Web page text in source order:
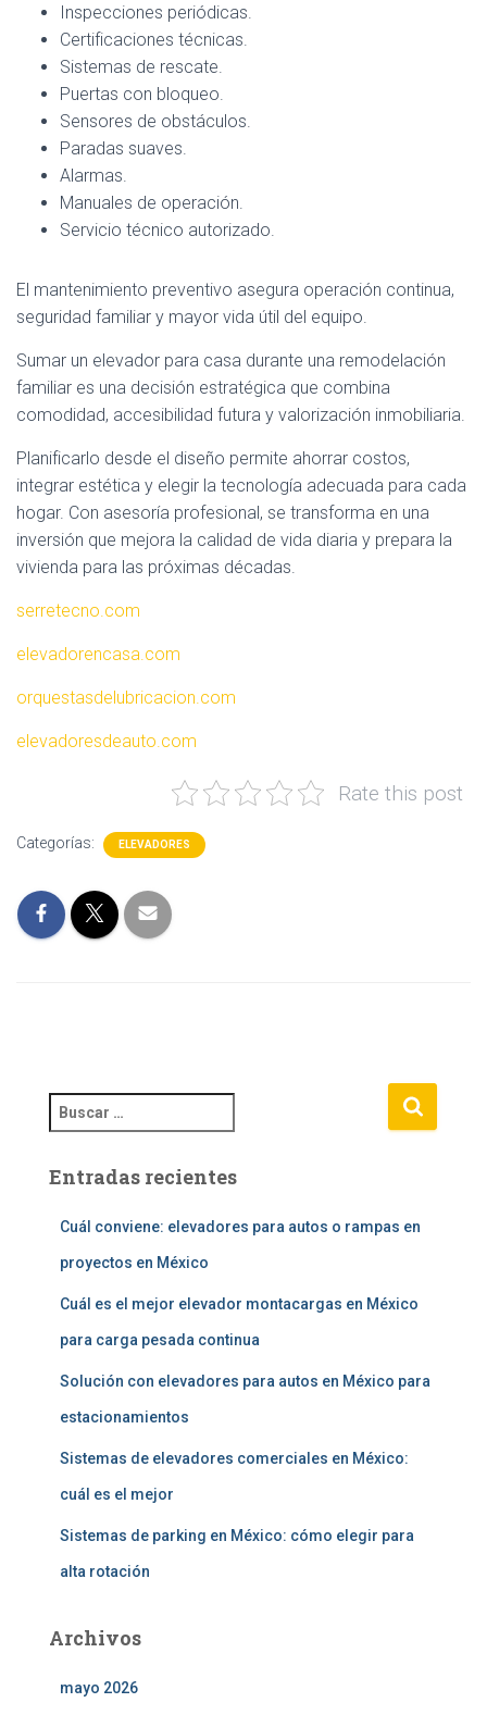
Inspecciones periódicas.
Certificaciones técnicas.
Sistemas de rescate.
Puertas con bloqueo.
Sensores de obstáculos.
Paradas suaves.
Alarmas.
Manuales de operación.
Servicio técnico autorizado.
El mantenimiento preventivo asegura operación continua,
seguridad familiar y mayor vida útil del equipo.
Sumar un elevador para casa durante una remodelación
familiar es una decisión estratégica que combina
comodidad, accesibilidad futura y valorización inmobiliaria.
Planificarlo desde el diseño permite ahorrar costos,
integrar estética y elegir la tecnología adecuada para cada
hogar. Con asesoría profesional, se transforma en una
inversión que mejora la calidad de vida diaria y prepara la
vivienda para las próximas décadas.
serretecno.com
elevadorencasa.com
orquestasdelubricacion.com
elevadoresdeauto.com
Rate this post
Categorías: ELEVADORES
u
c
Entradas recientes
Cuál conviene: elevadores para autos o rampas en
proyectos en México
Cuál es el mejor elevador montacargas en México
para carga pesada continua
Solución con elevadores para autos en México para
estacionamientos
Sistemas de elevadores comerciales en México:
cuál es el mejor
Sistemas de parking en México: cómo elegir para
alta rotación
Archivos
mayo 2026